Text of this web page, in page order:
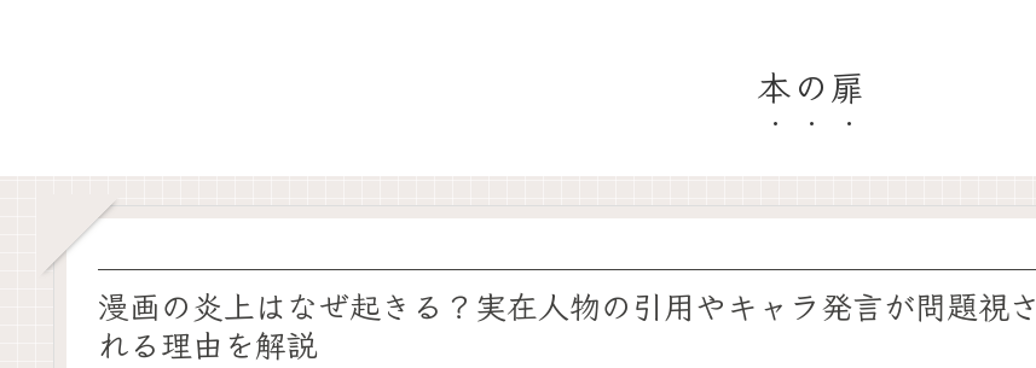
本の扉
漫画の炎上はなぜ起きる？実在人物の引用やキャラ発言が問題視さ
れる理由を解説